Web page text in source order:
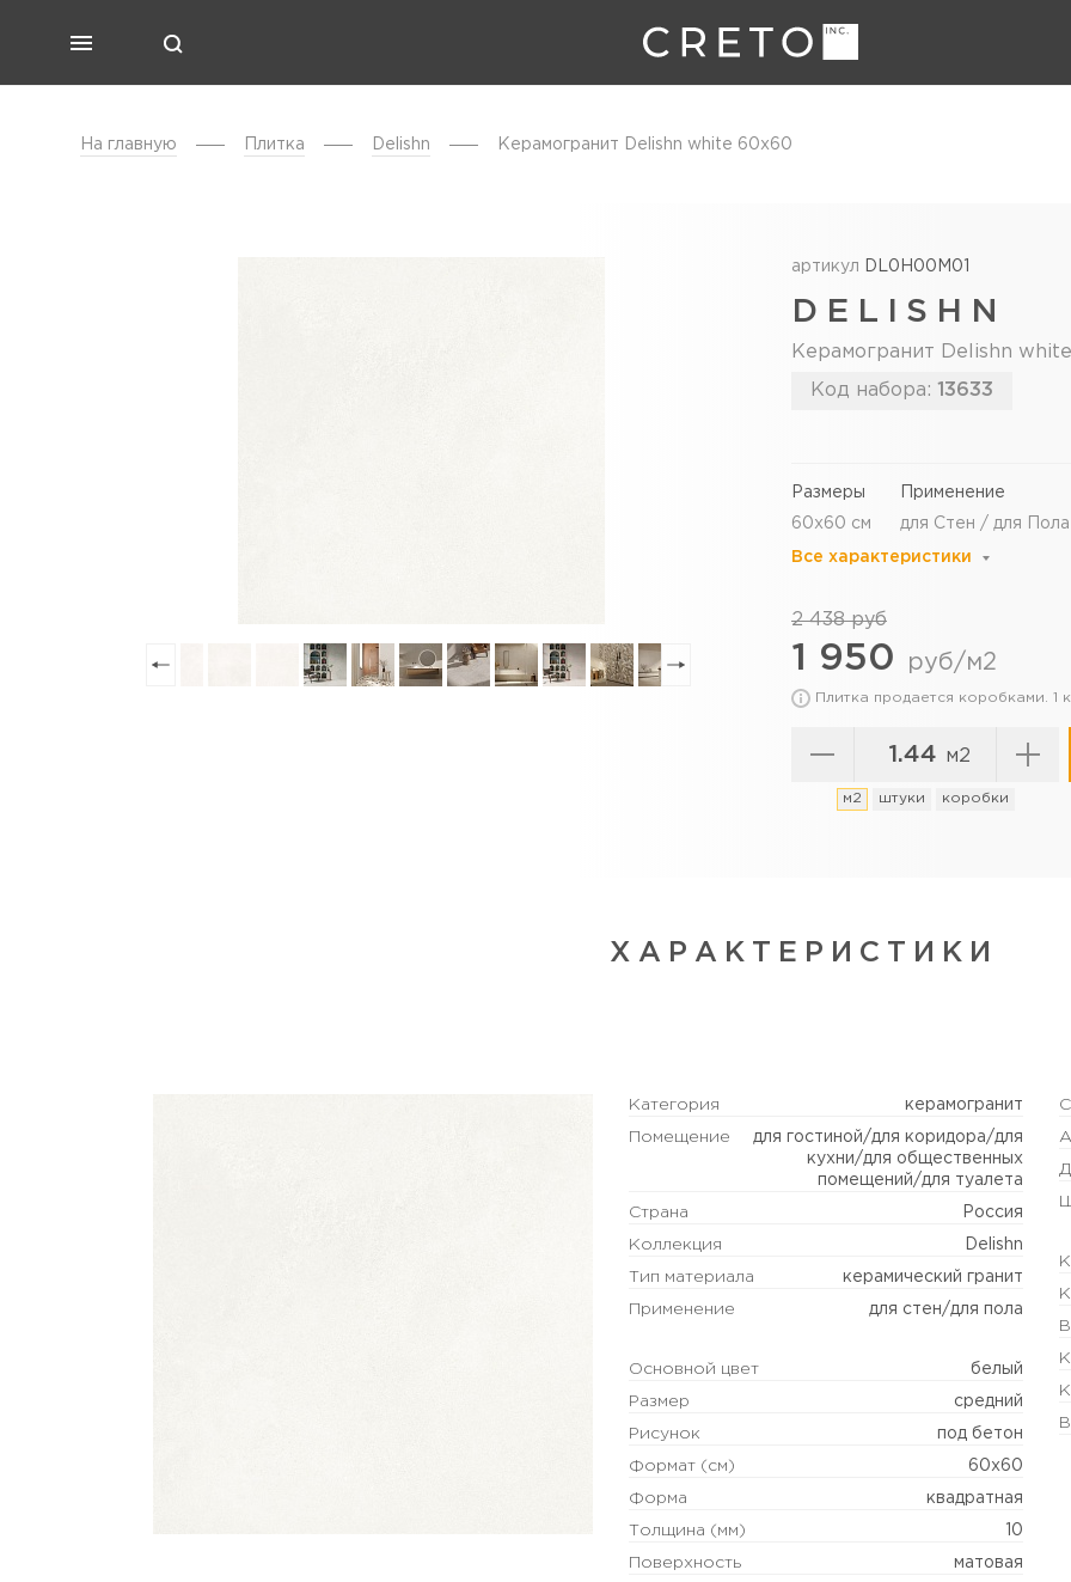
На главную Плитка Delishn Керамогранит Delishn white 60х60
артикул DL0H00M01
DELISHN
Керамогранит Delishn
Код набора: 13633
Размеры
60х60 см
Применение
для Стен / для Пола
Все характеристики
2 438 руб
1 950 руб/м2
Плитка продается коробками.
м2
м2 штуки коробки
ХАРАКТЕРИСТИКИ
Категория керамогранит
Помещение
для гостиной/для коридора/для
кухни/для общественных
помещений/для туалета
Страна Россия
Коллекция Delishn
Тип материала керамический гранит
Применение для стен/для пола
Основной цвет белый
Размер средний
Рисунок под бетон
Формат (см) 60х60
Форма квадратная
Толщина (мм) 10
Поверхность матовая